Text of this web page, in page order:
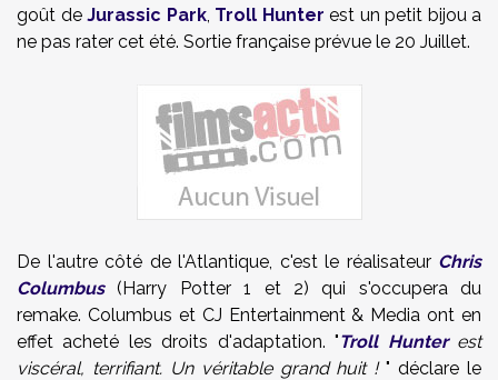
goût de Jurassic Park, Troll Hunter est un petit bijou a
ne pas rater cet été. Sortie française prévue le 20 Juillet.
De l'autre côté de l'Atlantique, c'est le réalisateur Chris
Columbus(Harry Potter 1 et 2) qui s'occupera du
remake. Columbus et CJ Entertainment & Media ont en
effet acheté les droits d'adaptation. "Troll Hunterest
viscéral, terrifiant. Un véritable grand huit !" déclare le